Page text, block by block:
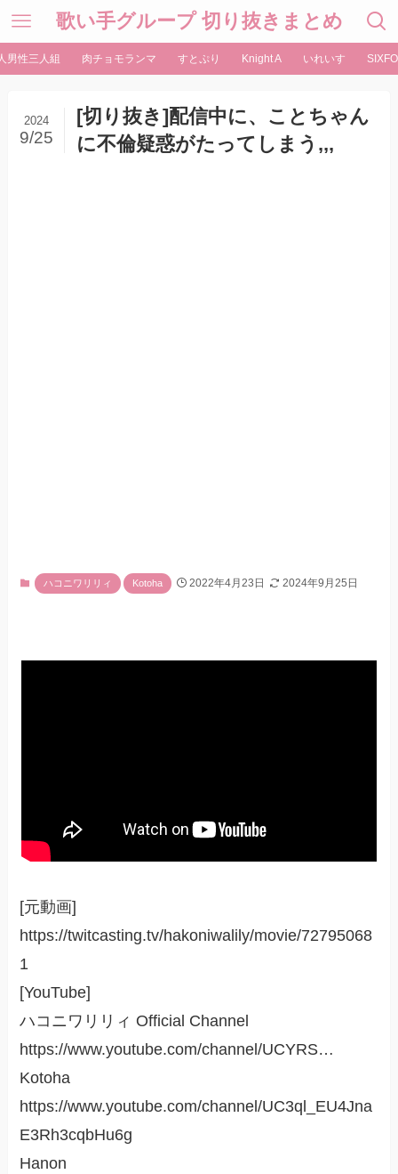
歌い手グループ 切り抜きまとめ
男性三人組 肉チョモランマ すとぷり Knight A いれいす
[切り抜き]配信中に、ことちゃん
に不倫疑惑がたってしまう,,,
2024
9/25
ハコニワリリィ Kotoha 2022年4月23日 2024年9月25日
[元動画]
https://twitcasting.tv/hakoniwalily/movie/72795068
1
[YouTube]
ハコニワリリィ Official Channel
https://www.youtube.com/channel/UCYRS…
Kotoha
https://www.youtube.com/channel/UC3ql_EU4Jna
E3Rh3cqbHu6g
Hanon